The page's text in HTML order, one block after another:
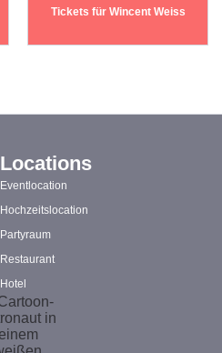
Tickets für Wincent Weiss
Locations
Eventlocation
Hochzeitslocation
Partyraum
Restaurant
Hotel